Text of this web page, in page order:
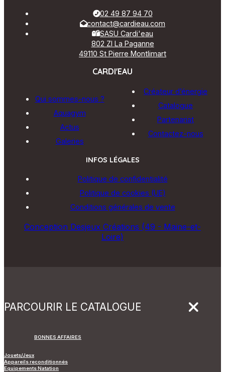
02 49 87 94 70
contact@cardieau.com
SASU Cardi'eau
802 ZI La Paganne
49110 St Pierre Montlimart
CARDI'EAU
Qui sommes-nous ?
Aquagym
Actus
Galeries
Créateur d’énergie
Catalogue
Partenariat
Contactez-nous
INFOS LÉGALES
Politique de confidentialité
Politique de cookies (UE)
Conditions générales de vente
Conception Desjeux Créations (49 - Maine-et-
Loire)
PARCOURIR LE CATALOGUE
BONNES AFFAIRES
Jouets/Jeux
Appareils reconditionnés
Equipements Natation